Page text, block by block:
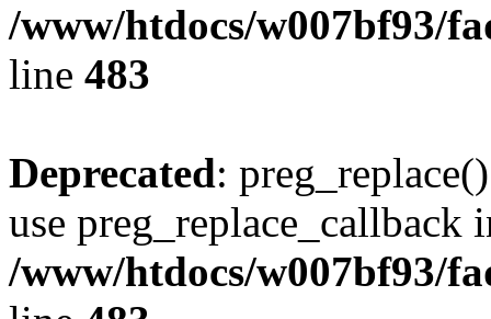
/www/htdocs/w007bf93/
line 483
Deprecated:
use preg_replace_callback
/www/htdocs/w007bf93/